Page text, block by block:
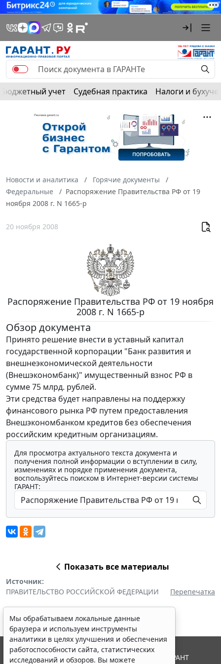
Бюджетный учет Судебная практика Налоги и
Новости и аналитика
Горячие документы
Федеральные
Распоряжение Правительства РФ от 19
ноября 2008 г. N 1665-р
20 ноября 2008
Распоряжение Правительства РФ от 19 ноября
2008 г. N 1665-р
Обзор документа
Принято решение внести в уставный капитал
государственной корпорации "Банк развития и
внешнеэкономической деятельности
(Внешэкономбанк)" имущественный взнос РФ в
сумме 75 млрд. рублей.
Эти средства будет направлены на поддержку
финансового рынка РФ путем предоставления
Внешэкономбанком кредитов без обеспечения
российским кредитным организациям.
Для просмотра актуального текста документа и
получения полной информации о вступлении в силу,
изменениях и порядке применения документа,
воспользуйтесь поиском в Интернет-версии системы
ГАРАНТ:
Показать все материалы
Источник:
ПРАВИТЕЛЬСТВО РОССИЙСКОЙ ФЕДЕРАЦИИ
Перепечатка
Мы обрабатываем локальные данные
браузера и используем инструменты
аналитики в целях улучшения и обеспечения
работоспособности сайта, статистических
исследований и обзоров. Вы можете
© ООО "НПП "ГАРАНТ-СЕРВИС", 2026. Система ГАРАНТ